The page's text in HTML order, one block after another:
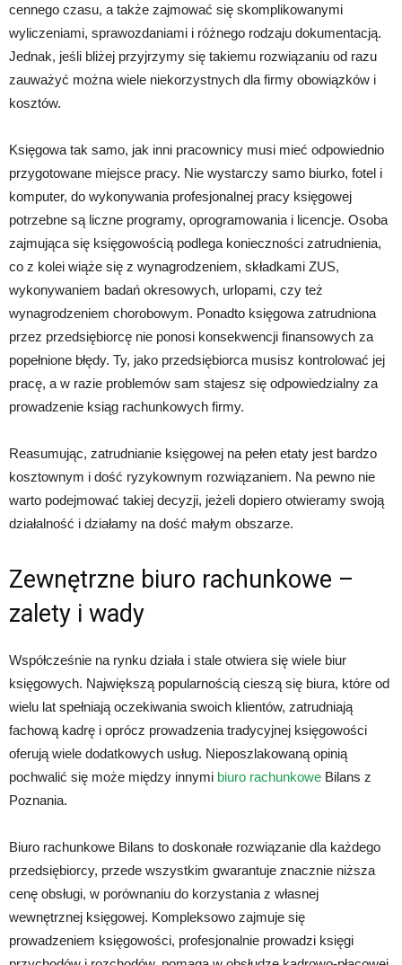
cennego czasu, a także zajmować się skomplikowanymi
wyliczeniami, sprawozdaniami i różnego rodzaju dokumentacją.
Jednak, jeśli bliżej przyjrzymy się takiemu rozwiązaniu od razu
zauważyć można wiele niekorzystnych dla firmy obowiązków i
kosztów.
Księgowa tak samo, jak inni pracownicy musi mieć odpowiednio
przygotowane miejsce pracy. Nie wystarczy samo biurko, fotel i
komputer, do wykonywania profesjonalnej pracy księgowej
potrzebne są liczne programy, oprogramowania i licencje. Osoba
zajmująca się księgowością podlega konieczności zatrudnienia,
co z kolei wiąże się z wynagrodzeniem, składkami ZUS,
wykonywaniem badań okresowych, urlopami, czy też
wynagrodzeniem chorobowym. Ponadto księgowa zatrudniona
przez przedsiębiorcę nie ponosi konsekwencji finansowych za
popełnione błędy. Ty, jako przedsiębiorca musisz kontrolować jej
pracę, a w razie problemów sam stajesz się odpowiedzialny za
prowadzenie ksiąg rachunkowych firmy.
Reasumując, zatrudnianie księgowej na pełen etaty jest bardzo
kosztownym i dość ryzykownym rozwiązaniem. Na pewno nie
warto podejmować takiej decyzji, jeżeli dopiero otwieramy swoją
działalność i działamy na dość małym obszarze.
Zewnętrzne biuro rachunkowe –
zalety i wady
Współcześnie na rynku działa i stale otwiera się wiele biur
księgowych. Największą popularnością cieszą się biura, które od
wielu lat spełniają oczekiwania swoich klientów, zatrudniają
fachową kadrę i oprócz prowadzenia tradycyjnej księgowości
oferują wiele dodatkowych usług. Nieposzlakowaną opinią
pochwalić się może między innymi biuro rachunkowe Bilans z
Poznania.
Biuro rachunkowe Bilans to doskonałe rozwiązanie dla każdego
przedsiębiorcy, przede wszystkim gwarantuje znacznie niższa
cenę obsługi, w porównaniu do korzystania z własnej
wewnętrznej księgowej. Kompleksowo zajmuje się
prowadzeniem księgowości, profesjonalnie prowadzi księgi